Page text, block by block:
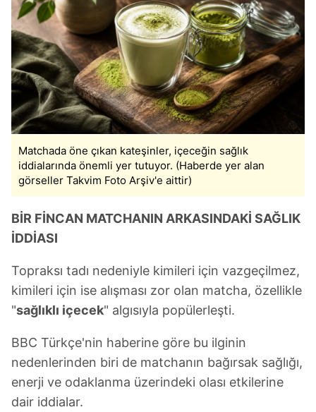
Matchada öne çıkan kateşinler, içeceğin sağlık
iddialarında önemli yer tutuyor. (Haberde yer alan
görseller Takvim Foto Arşiv'e aittir)
BİR FİNCAN MATCHANIN ARKASINDAKİ SAĞLIK
İDDİASI
Topraksı tadı nedeniyle kimileri için vazgeçilmez,
kimileri için ise alışması zor olan matcha, özellikle
"sağlıklı içecek" algısıyla popülerleşti.
BBC Türkçe'nin haberine göre bu ilginin
nedenlerinden biri de matchanın bağırsak sağlığı,
enerji ve odaklanma üzerindeki olası etkilerine
dair iddialar.